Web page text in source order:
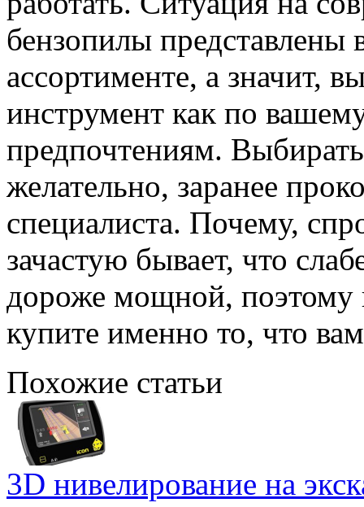
бензопилы
ассортименте, а значит,
инструмент как по
предпочтениям.
желательно, заранее
специалиста. Почему,
зачастую бывает, что
дороже мощной, поэтому
купите именно то, что
Похожие статьи
3D нивелирование на